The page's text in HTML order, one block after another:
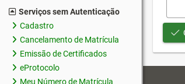
Serviços sem Autenticação
Cadastro
Cancelamento de Matrícula
Emissão de Certificados
eProtocolo
Meu Número de Matrícula